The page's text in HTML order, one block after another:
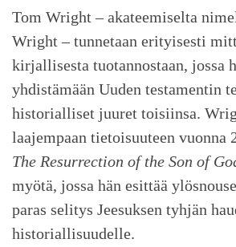
Tom Wright – akateemiselta
Wright – tunnetaan erityisesti
kirjallisesta tuotannostaan, jossa
yhdistämään Uuden testamentin
historialliset juuret toisiinsa.
laajempaan tietoisuuteen vuonna
The Resurrection of the Son of
myötä, jossa hän esittää
paras selitys Jeesuksen tyhjän
historiallisuudelle.